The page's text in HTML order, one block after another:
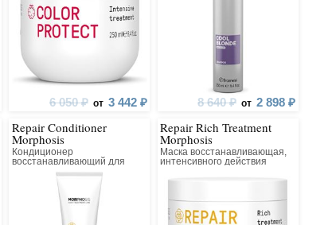
6 050 ₽ от 3 442 ₽ 8 640 ₽ от 2 898 ₽
Repair Conditioner
Morphosis
Кондиционер
восстанавливающий для
поврежденных волос
Repair Rich Treatment
Morphosis
Маска восстанавливающая,
интенсивного действия